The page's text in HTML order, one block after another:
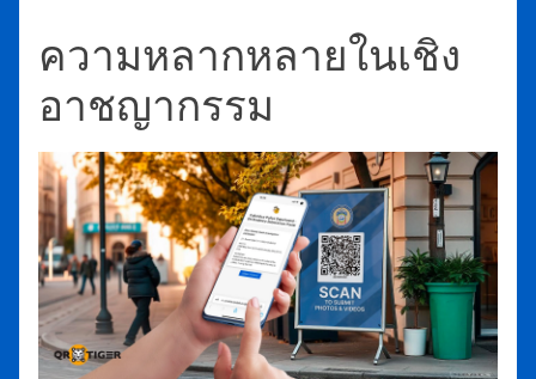
ความหลากหลายในเชิง
อาชญากรรม